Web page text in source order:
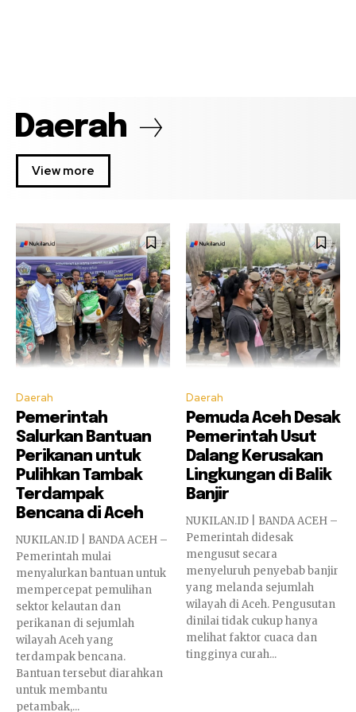
Daerah
View more
Daerah
Pemerintah
Salurkan Bantuan
Perikanan untuk
Pulihkan Tambak
Terdampak
Bencana di Aceh
NUKILAN.ID | BANDA ACEH –
Pemerintah mulai
menyalurkan bantuan untuk
mempercepat pemulihan
sektor kelautan dan
perikanan di sejumlah
wilayah Aceh yang
terdampak bencana.
Bantuan tersebut diarahkan
untuk membantu
petambak,...
Daerah
Pemuda Aceh Desak
Pemerintah Usut
Dalang Kerusakan
Lingkungan di Balik
Banjir
NUKILAN.ID | BANDA ACEH –
Pemerintah didesak
mengusut secara
menyeluruh penyebab banjir
yang melanda sejumlah
wilayah di Aceh. Pengusutan
dinilai tidak cukup hanya
melihat faktor cuaca dan
tingginya curah...